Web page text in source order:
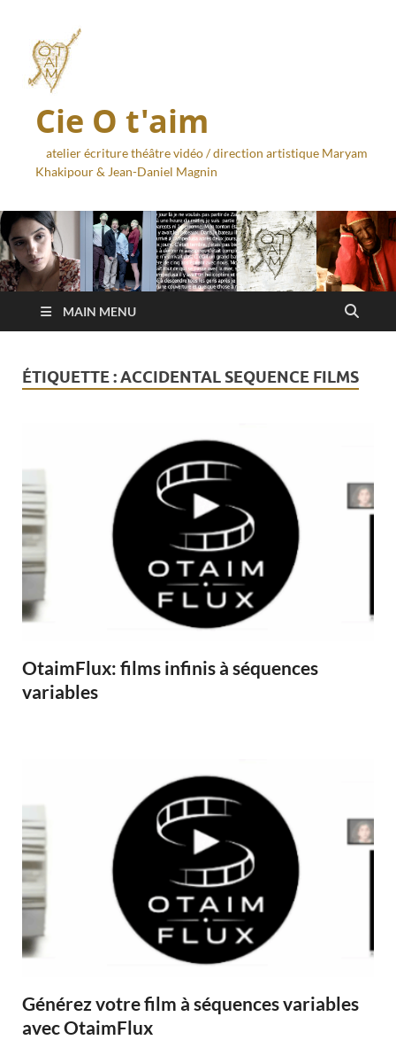
Cie O t'aim
atelier écriture théâtre vidéo / direction artistique Maryam
Khakipour & Jean-Daniel Magnin
MAIN MENU
ÉTIQUETTE :ACCIDENTAL SEQUENCE FILMS
OtaimFlux: films infinis à séquences
variables
Générez votre film à séquences variables
avec OtaimFlux